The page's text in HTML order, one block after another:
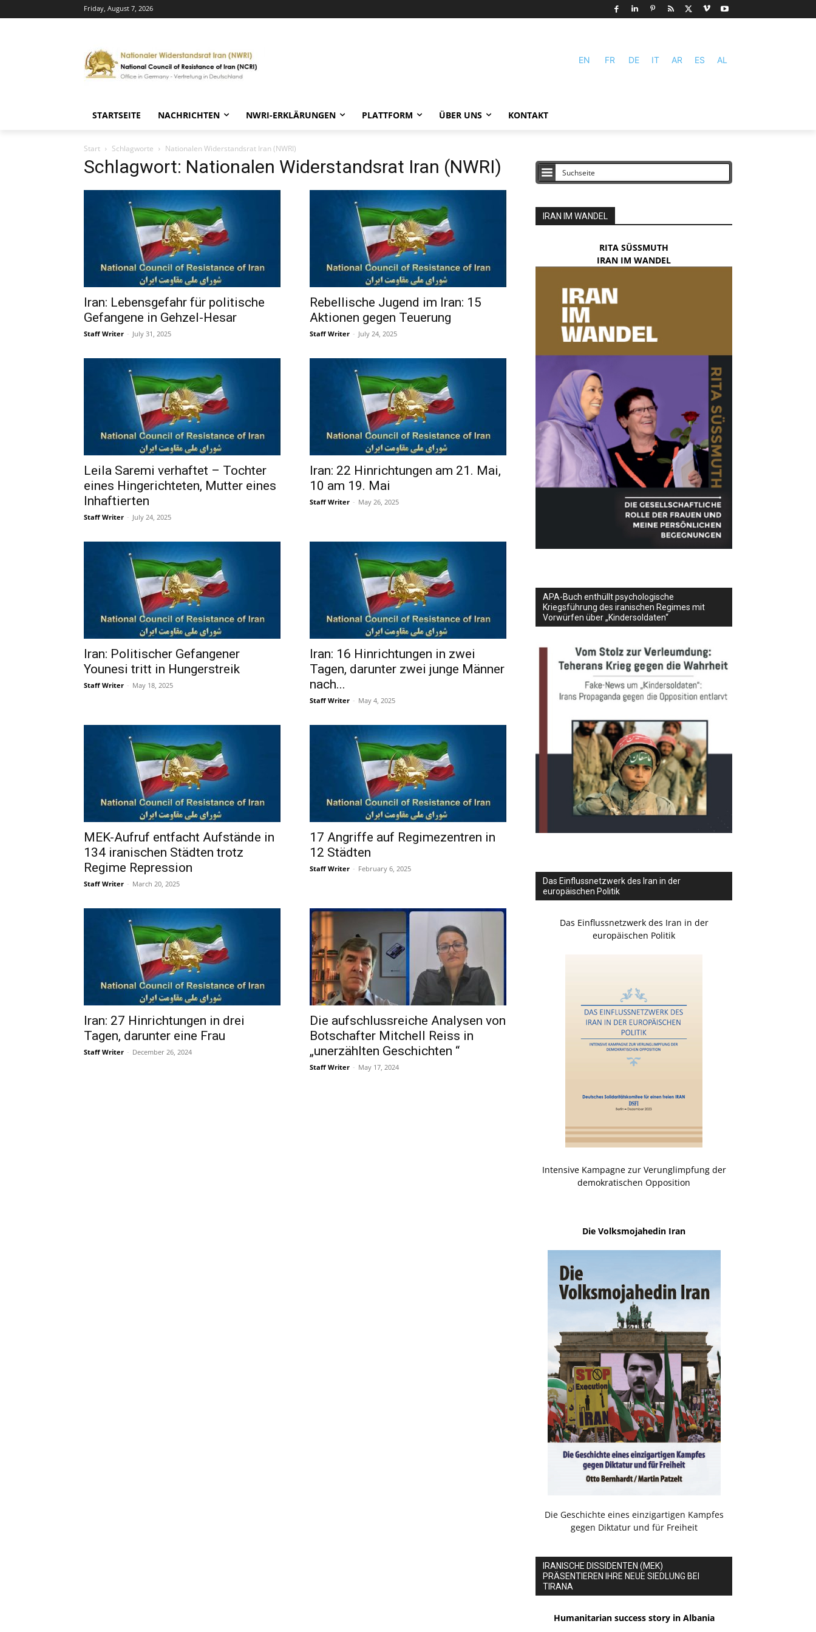
Friday, August 7, 2026
EN FR DE IT AR ES AL
STARTSEITE NACHRICHTEN NWRI-ERKLÄRUNGEN PLATTFORM ÜBER UNS KONTAKT
Start Schlagworte Nationalen Widerstandsrat Iran (NWRI)
Schlagwort: Nationalen Widerstandsrat Iran (NWRI)
Iran: Lebensgefahr für politische
Gefangene in Gehzel-Hesar
Staff Writer - July 31, 2025
Rebellische Jugend im Iran: 15
Aktionen gegen Teuerung
Staff Writer - July 24, 2025
Leila Saremi verhaftet – Tochter
eines Hingerichteten, Mutter eines
Inhaftierten
Staff Writer - July 24, 2025
Iran: 22 Hinrichtungen am 21. Mai,
10 am 19. Mai
Staff Writer - May 26, 2025
Iran: Politischer Gefangener
Younesi tritt in Hungerstreik
Staff Writer - May 18, 2025
Iran: 16 Hinrichtungen in zwei
Tagen, darunter zwei junge Männer
nach...
Staff Writer - May 4, 2025
MEK-Aufruf entfacht Aufstände in
134 iranischen Städten trotz
Regime Repression
Staff Writer - March 20, 2025
17 Angriffe auf Regimezentren in
12 Städten
Staff Writer - February 6, 2025
Iran: 27 Hinrichtungen in drei
Tagen, darunter eine Frau
Staff Writer - December 26, 2024
Die aufschlussreiche Analysen von
Botschafter Mitchell Reiss in
„unerzählten Geschichten “
Staff Writer - May 17, 2024
IRAN IM WANDEL
RITA SÜSSMUTH
IRAN IM WANDEL
APA-Buch enthüllt psychologische
Kriegsführung des iranischen Regimes mit
Vorwürfen über „Kindersoldaten“
Das Einflussnetzwerk des Iran in der
europäischen Politik
Das Einflussnetzwerk des Iran in der
europäischen Politik
Intensive Kampagne zur Verunglimpfung der
demokratischen Opposition
Die Volksmojahedin Iran
Die Geschichte eines einzigartigen Kampfes
gegen Diktatur und für Freiheit
IRANISCHE DISSIDENTEN (MEK)
PRÄSENTIEREN IHRE NEUE SIEDLUNG BEI
TIRANA
Humanitarian success story in Albania